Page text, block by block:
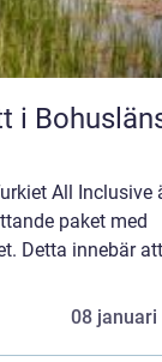
i
All Inclusive
paket med
Detta innebär att
08 januari